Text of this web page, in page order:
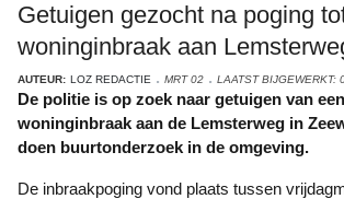
Getuigen gezocht na poging
woninginbraak aan
AUTEUR: LOZ REDACTIE MRT 02 LAATST BIJGEWERKT:
De politie is op zoek naar getuigen van een poging tot
woninginbraak aan de Lemsterweg in
doen buurtonderzoek in de omgeving.
De inbraakpoging vond plaats tussen vrijdagmiddag 27 februari